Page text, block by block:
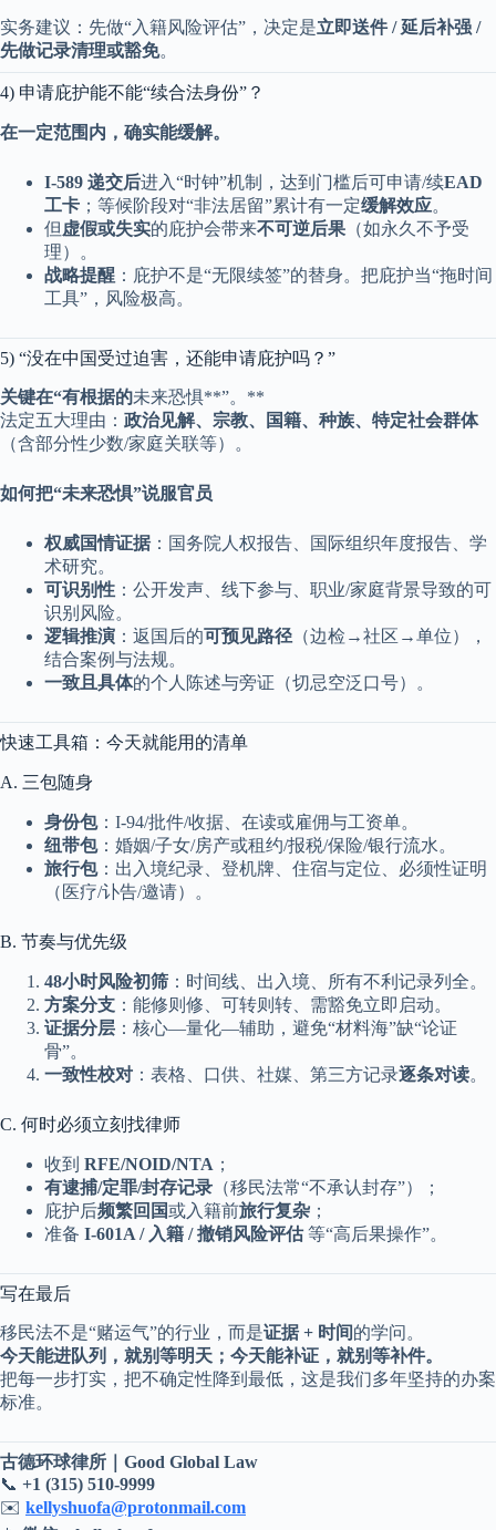
实务建议：先做“入籍风险评估”，决定是立即送件 / 延后补强 /
先做记录清理或豁免。
4) 申请庇护能不能“续合法身份”？
在一定范围内，确实能缓解。
I-589 递交后进入“时钟”机制，达到门槛后可申请/续EAD
工卡 ；等候阶段对“非法居留”累计有一定缓解效应。
但虚假或失实的庇护会带来不可逆后果 （如永久不予受
理）。
战略提醒 ：庇护不是“无限续签”的替身。把庇护当“拖时间
工具”，风险极高。
5) “没在中国受过迫害，还能申请庇护吗？”
关键在“有根据的未来恐惧**”。**
法定五大理由： 政治见解、宗教、国籍、种族、特定社会群体
（含部分性少数/家庭关联等）。
如何把“未来恐惧”说服官员
权威国情证据：国务院人权报告、国际组织年度报告、学
术研究。
可识别性 ：公开发声、线下参与、职业/家庭背景导致的可
识别风险。
逻辑推演 ：返国后的可预见路径 （边检→社区→单位），
结合案例与法规。
一致且具体的个人陈述与旁证（切忌空泛口号）。
快速工具箱：今天就能用的清单
A. 三包随身
身份包：I-94/批件/收据、在读或雇佣与工资单。
纽带包：婚姻/子女/房产或租约/报税/保险/银行流水。
旅行包：出入境纪录、登机牌、住宿与定位、必须性证明
（医疗/讣告/邀请）。
B. 节奏与优先级
48小时风险初筛 ：时间线、出入境、所有不利记录列全。
方案分支 ：能修则修、可转则转、需豁免立即启动。
证据分层 ：核心—量化—辅助，避免“材料海”缺“论证
骨”。
一致性校对 ：表格、口供、社媒、第三方记录逐条对读。
C. 何时必须立刻找律师
收到 RFE/NOID/NTA ；
有逮捕/定罪/封存记录 （移民法常“不承认封存”）；
庇护后频繁回国或入籍前旅行复杂 ；
准备 I-601A / 入籍 / 撤销风险评估等“高后果操作”。
写在最后
移民法不是“赌运气”的行业，而是证据 + 时间的学问。
今天能进队列，就别等明天；今天能补证，就别等补件。
把每一步打实，把不确定性降到最低，这是我们多年坚持的办案
标准。
古德环球律所｜Good Global Law
📞 +1 (315) 510-9999
✉️ kellyshuofa@protonmail.com